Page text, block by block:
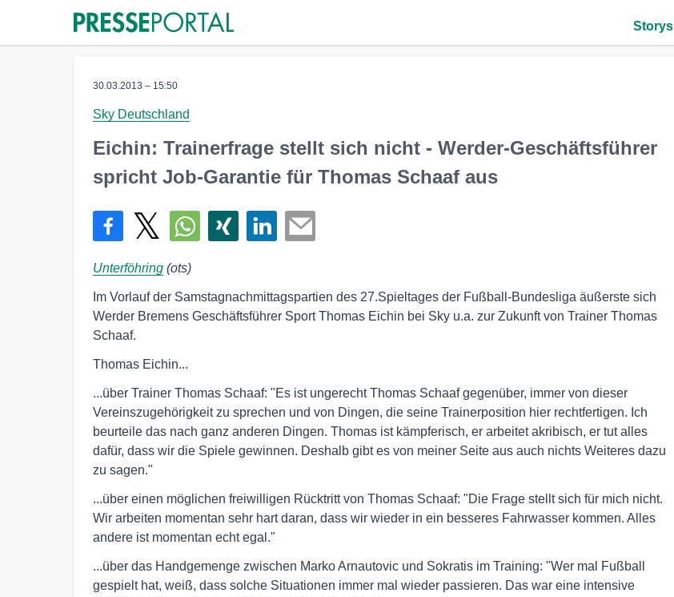
Storys
30.03.2013 – 15:50
Sky Deutschland
Eichin: Trainerfrage stellt sich nicht - Werder-Geschäftsführer
spricht Job-Garantie für Thomas Schaaf aus
Unterföhring (ots)
Im Vorlauf der Samstagnachmittagspartien des 27.Spieltages der Fußball-Bundesliga äußerste sich
Werder Bremens Geschäftsführer Sport Thomas Eichin bei Sky u.a. zur Zukunft von Trainer Thomas
Schaaf.
Thomas Eichin...
...über Trainer Thomas Schaaf: "Es ist ungerecht Thomas Schaaf gegenüber, immer von dieser
Vereinszugehörigkeit zu sprechen und von Dingen, die seine Trainerposition hier rechtfertigen. Ich
beurteile das nach ganz anderen Dingen. Thomas ist kämpferisch, er arbeitet akribisch, er tut alles
dafür, dass wir die Spiele gewinnen. Deshalb gibt es von meiner Seite aus auch nichts Weiteres dazu
zu sagen."
...über einen möglichen freiwilligen Rücktritt von Thomas Schaaf: "Die Frage stellt sich für mich nicht.
Wir arbeiten momentan sehr hart daran, dass wir wieder in ein besseres Fahrwasser kommen. Alles
andere ist momentan echt egal."
...über das Handgemenge zwischen Marko Arnautovic und Sokratis im Training: "Wer mal Fußball
gespielt hat, weiß, dass solche Situationen immer mal wieder passieren. Das war eine intensive